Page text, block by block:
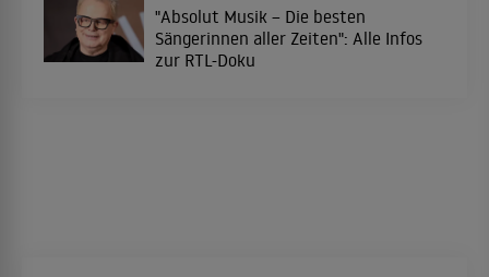
"Absolut Musik – Die besten
Sängerinnen aller Zeiten": Alle Infos
zur RTL-Doku